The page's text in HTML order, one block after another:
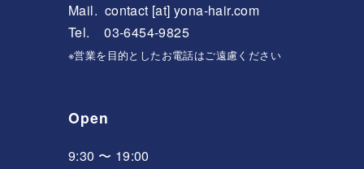
Mail. contact [at] yona-hair.com
Tel. 03-6454-9825
※営業を目的としたお電話はご遠慮ください
Open
9:30 〜 19:00